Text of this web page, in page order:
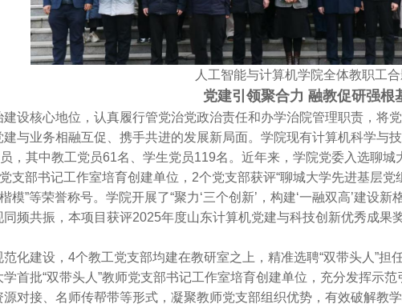
人工智能与计算机学院全体教职工
党建引领聚合力 融教促研强根
设核心地位，认真履行管党治党政治责任和办学治院管理职责，将
与业务相融互促、携手共进的发展新局面。学院现有计算机科学与
，其中教工党员61名、学生党员119名。近年来，学院党委入选聊
支部书记工作室培育创建单位，2个党支部获评“聊城大学先进基层党
模”等荣誉称号。学院开展了“聚力‘三个创新’，构建‘一融双高’建设
频共振，本项目获评2025年度山东计算机党建与科技创新优秀成果
化建设，4个教工党支部均建在教研室之上，精准选聘“双带头人”担
首批“双带头人”教师党支部书记工作室培育创建单位，充分发挥示范
对接、名师传帮带等形式，凝聚教师党支部组织优势，有效破解教